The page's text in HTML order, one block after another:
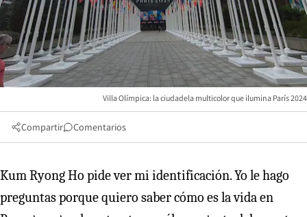
Villa Olímpica: la ciudadela multicolor que ilumina París 2024
Compartir Comentarios
Kum Ryong Ho pide ver mi identificación. Yo le hago
preguntas porque quiero saber cómo es la vida en